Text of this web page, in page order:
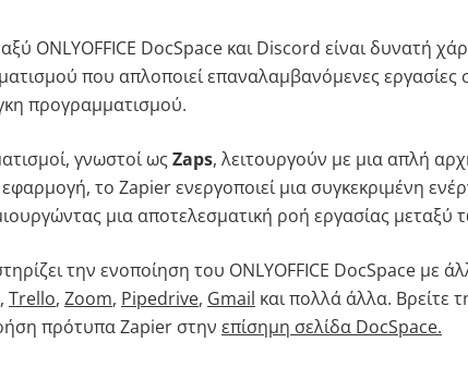
ONLYOFFICE DocSpace και Discord είναι δυνατή
που απλοποιεί επαναλαμβανόμενες εργασίες
προγραμματισμού.
γνωστοί ως Zaps, λειτουργούν με μια απλή
το Zapier ενεργοποιεί μια συγκεκριμένη
μια αποτελεσματική ροή εργασίας
την ενοποίηση του ONLYOFFICE DocSpace με
, Trello, Zoom, Pipedrive, Gmail και πολλά άλλα. Βρείτε
πρότυπα Zapier στην επίσημη σελίδα DocSpace.